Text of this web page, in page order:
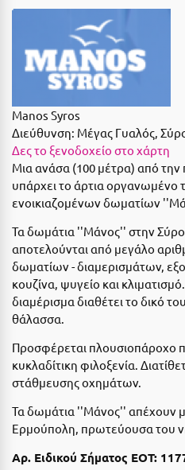
Βόλος
Βραχάτι Κορινθίας
Βυτίνα
Γ
Γαλαξiδι
Γλυφάδα
Γρεβενά
Γύθειο
Δ
Δελφοί
Ε
Ελληνικό Αρκαδίας
Ελούντα Κρήτης
Δες όλες τις προσφορές
Δες όλα τα πακέτα διακοπών
Manos Syros
Διεύθυνση: Μέγας Γυαλός,
Δες το ξενοδοχείο στο χάρτη
Μια ανάσα (100 μέτρα) από
υπάρχει το άρτια οργανωμένο
ενοικιαζομένων δωματίων
Τα δωμάτια ''Μάνος'' στην Σύρο
αποτελούνται από μεγάλο
δωματίων - διαμερισμάτων,
κουζίνα, ψυγείο και
διαμέρισμα διαθέτει το δικό
θάλασσα.
Προσφέρεται πλουσιοπάροχο
κυκλαδίτικη φιλοξενία.
στάθμευσης οχημάτων.
Τα δωμάτια ''Μάνος'' απέχουν
Ερμούπολη, πρωτεύουσα του
Αρ. Ειδικού Σήματος ΕΟΤ: